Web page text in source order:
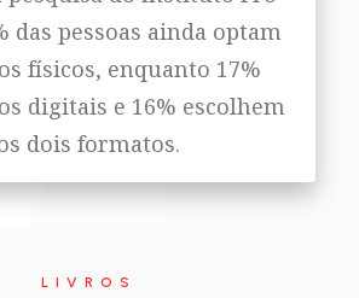
das pessoas ainda optam
físicos, enquanto 17%
digitais e 16% escolhem
dois formatos.
LIVROS